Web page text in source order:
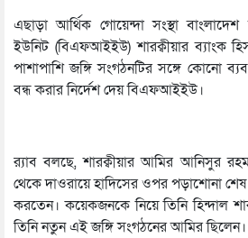
এছাড়া আর্থিক গোয়েন্দা সংস্থা বাংলাদেশ
ইউনিট (বিএফআইইউ) শারক্বীয়ার ব্যাংক
পাশাপাশি জঙ্গি সংগঠনটির সঙ্গে কোনো
বন্ধ করার নির্দেশ দেয় বিএফআইইউ।
র‍্যাব বলছে, শারক্বীয়ার আমির আনিসুর
থেকে দাওরায়ে হাদিসের ওপর পড়াশোনা
করতেন। কয়েকজনকে নিয়ে তিনি হিন্দাল
তিনি নতুন এই জঙ্গি সংগঠনের আমির ছিলেন।